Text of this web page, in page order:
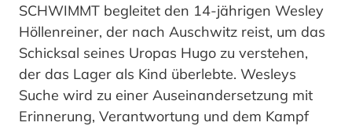
SCHWIMMT begleitet den 14-jährigen Wesley
Höllenreiner, der nach Auschwitz reist, um das
Schicksal seines Uropas Hugo zu verstehen,
der das Lager als Kind überlebte. Wesleys
Suche wird zu einer Auseinandersetzung mit
Erinnerung, Verantwortung und dem Kampf